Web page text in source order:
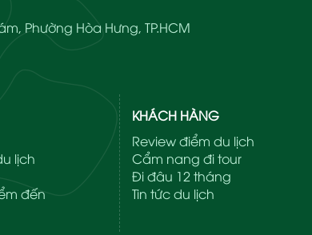
Phường Hòa Hưng, TP.HCM
lịch
đến
KHÁCH HÀNG
Review điểm du lịch
Cẩm nang đi tour
Đi đâu 12 tháng
Tin tức du lịch